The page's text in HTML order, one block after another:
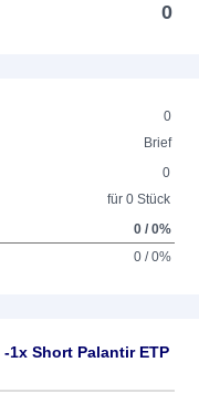
0
0
Brief
0
für 0 Stück
0 / 0%
0 / 0%
1x Short Palantir ETP